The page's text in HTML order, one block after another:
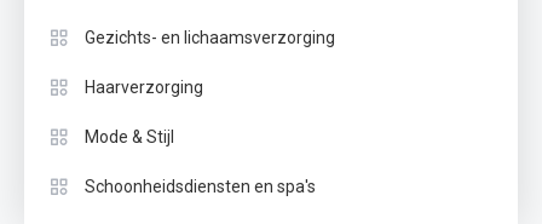
Gezichts- en lichaamsverzorging
Haarverzorging
Mode & Stijl
Schoonheidsdiensten en spa's